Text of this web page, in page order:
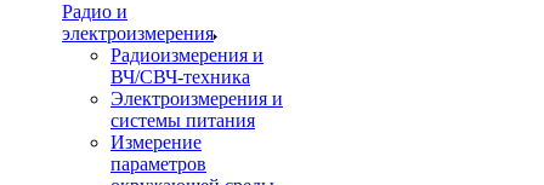
Радио и
электроизмерения
Радиоизмерения и
ВЧ/СВЧ-техника
Электроизмерения и
системы питания
Измерение
параметров